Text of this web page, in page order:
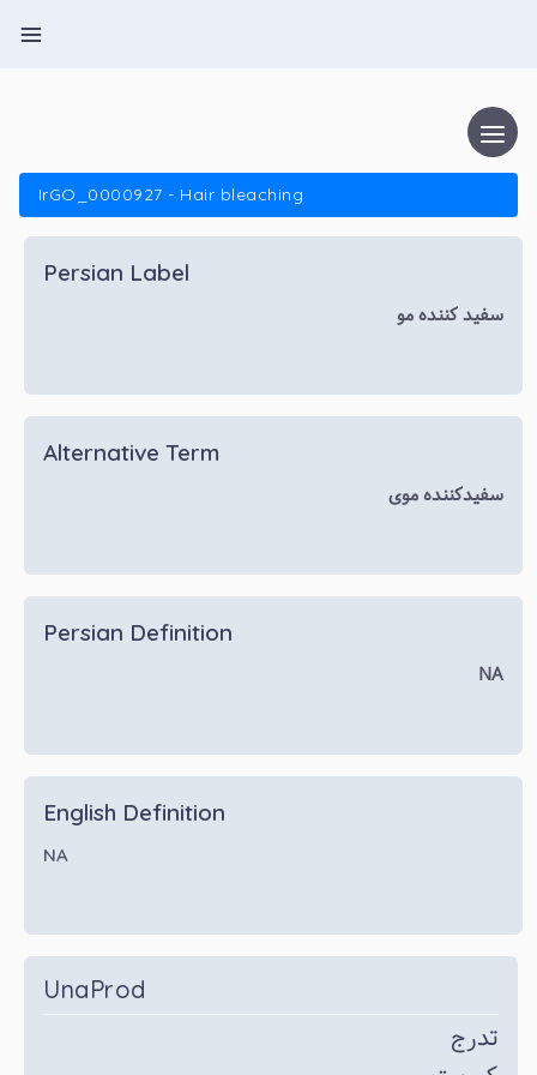
IrGO_0000927 - Hair bleaching
Persian Label
سفید کننده مو
Alternative Term
سفیدکننده موی
Persian Definition
NA
English Definition
NA
UnaProd
تدرج